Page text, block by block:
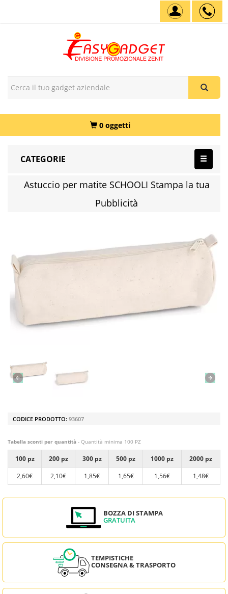
0 oggetti
CATEGORIE
Astuccio per matite SCHOOLI Stampa la tua
Pubblicità
CODICE PRODOTTO: 93607
Tabella sconti per quantità - Quantità minima 100 PZ
100 pz 200 pz 300 pz 500 pz 1000 pz
2000 pz
2,60€
2,10€ 1,85€ 1,65€ 1,56€ 1,48€
BOZZA DI STAMPA
GRATUITA
TEMPISTICHE
CONSEGNA & TRASPORTO